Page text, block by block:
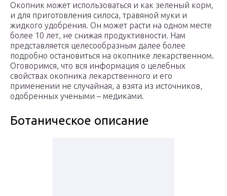
Окопник может использоваться и как зеленый корм,
и для приготовления силоса, травяной муки и
жидкого удобрения. Он может расти на одном месте
более 10 лет, не снижая продуктивности. Нам
представляется целесообразным далее более
подробно остановиться на окопнике лекарственном.
Оговоримся, что вся информация о целебных
свойствах окопника лекарственного и его
применении не случайная, а взята из источников,
одобренных учеными – медиками.
Ботаническое описание